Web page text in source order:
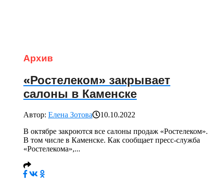
Архив
«Ростелеком» закрывает
салоны в Каменске
Автор: Елена Зотова
10.10.2022
В октябре закроются все салоны продаж «Ростелеком».
В том числе в Каменске. Как сообщает пресс-служба
«Ростелекома»,...